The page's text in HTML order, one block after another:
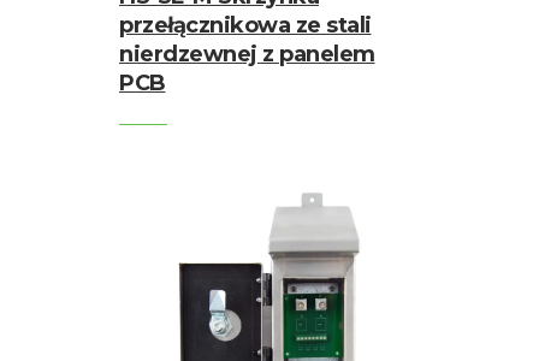
przełącznikowa ze stali
nierdzewnej z panelem
PCB